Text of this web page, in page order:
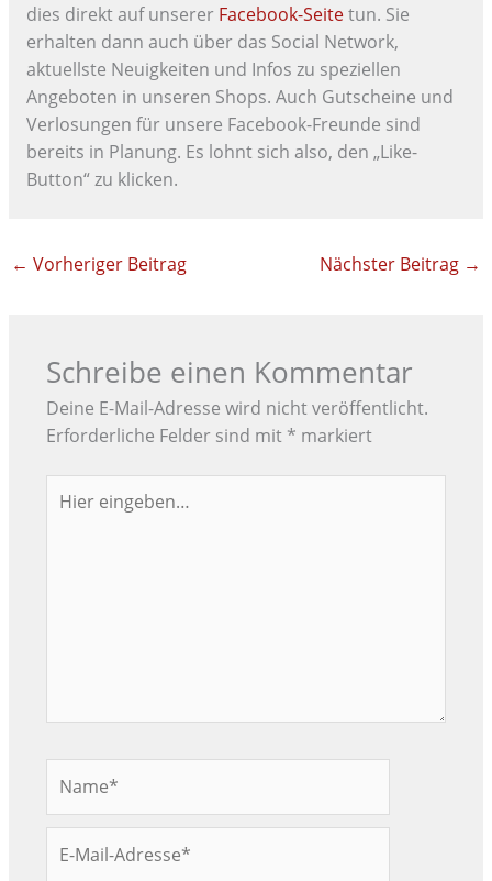
dies direkt auf unserer Facebook-Seitetun. Sie
erhalten dann auch über das Social Network,
aktuellste Neuigkeiten und Infos zu speziellen
Angeboten in unseren Shops. Auch Gutscheine und
Verlosungen für unsere Facebook-Freunde sind
bereits in Planung. Es lohnt sich also, den „Like-
Button“ zu klicken.
← Vorheriger Beitrag Nächster Beitrag →
Schreibe einen Kommentar
Deine E-Mail-Adresse wird nicht veröffentlicht.
Erforderliche Felder sind mit * markiert
eingeben…
Mail-